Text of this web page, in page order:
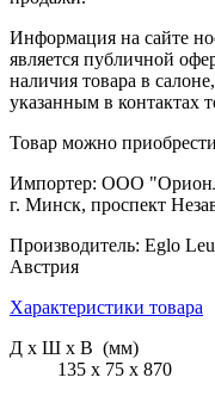
Информация на сайте
является публичной
наличия товара в
указанным в контактах
Товар можно
Импортер: ООО
г. Минск, проспект
Производитель: Eglo
Австрия
Характеристики товара
Д х Ш х В (мм)
135 х 75 х 870